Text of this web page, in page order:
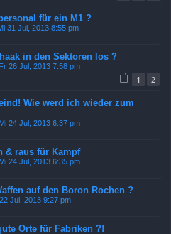
für ein M1 ?
31 Jul, 2013 8:55 pm
in den Sektoren los ?
Fr 26 Jul, 2013 7:58 pm
1 2
Wie werd ich wieder zum
Mi 24 Jul, 2013 6:37 pm
& raus für Kampf
Mi 24 Jul, 2013 6:35 pm
auf den Boron Rochen ?
Jul, 2013 9:27 pm
Orte für Fabriken ?!